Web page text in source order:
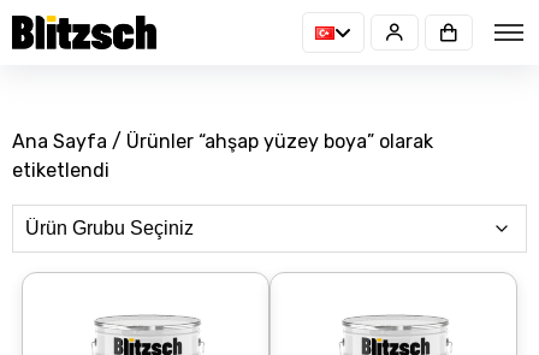
Ana Sayfa / Ürünler “ahşap yüzey boya” olarak
etiketlendi